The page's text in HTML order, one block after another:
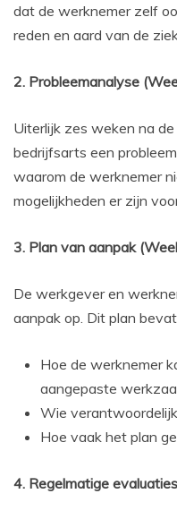
dat de werknemer zelf
reden en aard van de
2. Probleemanalyse
Uiterlijk zes weken na
bedrijfsarts een
waarom de werknemer
mogelijkheden er zijn
3. Plan van aanpak
De werkgever en
aanpak op. Dit plan
Hoe de werknemer
aangepaste
Wie
Hoe vaak het plan
4. Regelmatige evaluaties